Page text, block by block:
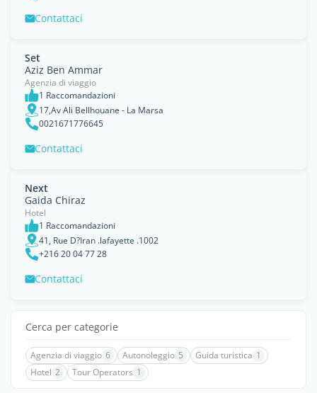
Contattaci
Set
Aziz Ben Ammar
Agenzia di viaggio
1 Raccomandazioni
17,Av Ali Bellhouane - La Marsa
0021671776645
Contattaci
Next
Gaida Chiraz
Hotel
1 Raccomandazioni
41, Rue D?Iran .lafayette .1002
+216 20 04 77 28
Contattaci
Cerca per categorie
Agenzia di viaggio 6 Autonoleggio 5 Guida turistica 1
Hotel 2 Tour Operators 1